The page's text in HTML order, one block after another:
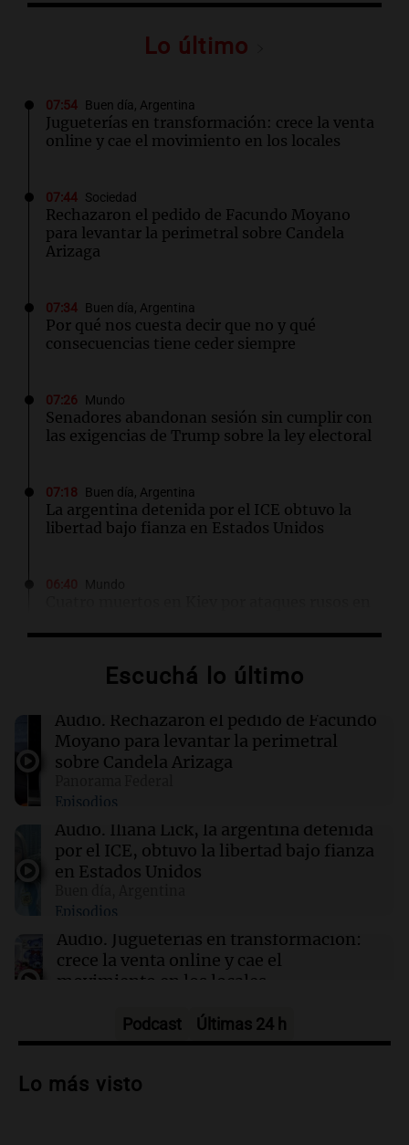
Lo último
07:54 Buen día, Argentina
Jugueterías en transformación: crece la venta
online y cae el movimiento en los locales
07:44 Sociedad
Rechazaron el pedido de Facundo Moyano
para levantar la perimetral sobre Candela
Arizaga
07:34 Buen día, Argentina
Por qué nos cuesta decir que no y qué
consecuencias tiene ceder siempre
07:26 Mundo
Senadores abandonan sesión sin cumplir con
las exigencias de Trump sobre la ley electoral
07:18 Buen día, Argentina
La argentina detenida por el ICE obtuvo la
libertad bajo fianza en Estados Unidos
Sociedad
provincias están afectadas este sábado
06:05 Cadena 3 Mundo
de Justicia de Trump en una ajustada votación
00:32 Clima
Clima en Salta: cómo estará el tiempo este
Escuchá lo último
Audio. Rechazaron el pedido de Facundo
Moyano para levantar la perimetral
sobre Candela Arizaga
Episodios
Audio. Iliana Lick, la argentina detenida
por el ICE, obtuvo la libertad bajo fianza
en Estados Unidos
Episodios
Audio. Jugueterías en transformación:
crece la venta online y cae el
movimiento en los locales
qué consecuencias tiene ceder siempre
Podcast Últimas 24 h
Lo más visto